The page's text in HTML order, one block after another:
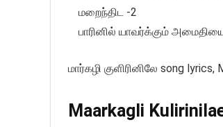
மறைந்திட -2
பாரினில் யாவர்க்கும்
மார்கழி குளிரினிலே song
Maarkagli